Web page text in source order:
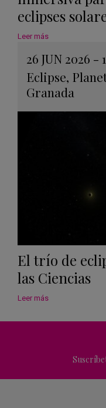
eclipses
Leer más
26 JUN 2026 -
Eclipse,
Granada
El trío de
las Ciencias
Leer más